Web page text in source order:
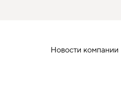
Новости компании